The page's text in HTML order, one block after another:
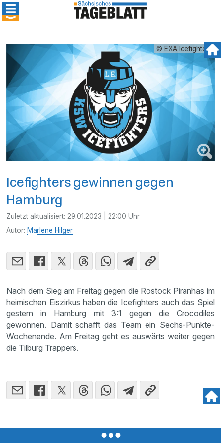
© EXA Icefighters
Icefighters gewinnen gegen
Hamburg
Zuletzt aktualisiert: 29.01.2023 | 22:00 Uhr
Autor: Marlene Hilger
Nach dem Sieg am Freitag gegen die Rostock Piranhas im
heimischen Eiszirkus haben die Icefighters auch das Spiel
gestern in Hamburg mit 3:1 gegen die Crocodiles
gewonnen. Damit schafft das Team ein Sechs-Punkte-
Wochenende. Am Freitag geht es auswärts weiter gegen
die Tilburg Trappers.